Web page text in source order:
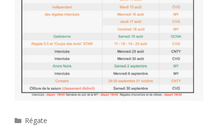
Catégories
Régate